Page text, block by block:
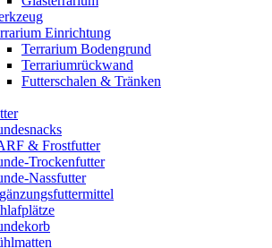
Einrichtung
Terrarium Bodengrund
Terrariumrückwand
Futterschalen & Tränken
& Frostfutter
Trockenfutter
Nassfutter